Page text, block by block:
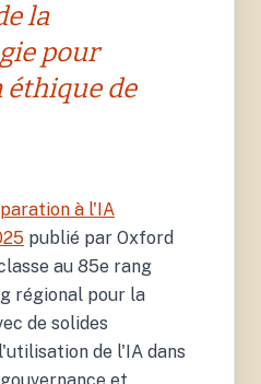
la
pour
de
à l'IA
publié par Oxford
au 85e rang
régional pour la
de solides
de l'IA dans